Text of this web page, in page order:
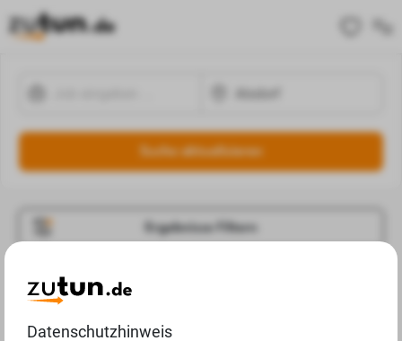
Suche aktualisieren
Ergebnisse Filtern
Jobangebote
Ergebnisse.
Datenschutzhinweis